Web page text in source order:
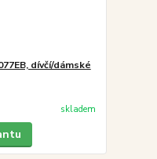
dívčí/dámské
skladem